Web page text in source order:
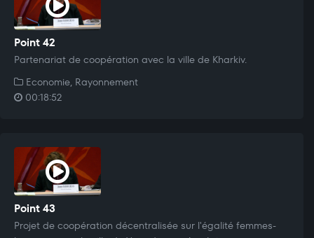
Point 42
Partenariat de coopération avec la ville de Kharkiv.
Economie, Rayonnement
00:18:52
Point 43
Projet de coopération décentralisée sur l'égalité femmes-